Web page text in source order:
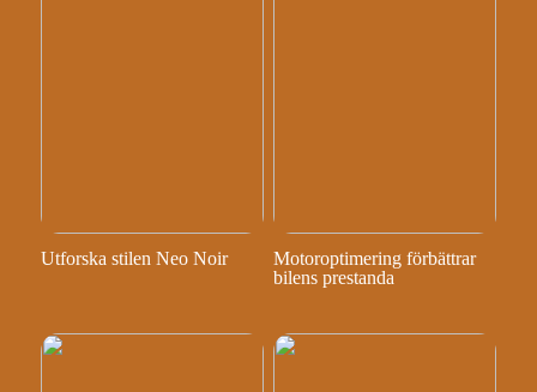
Utforska stilen Neo Noir
Motoroptimering förbättrar
bilens prestanda